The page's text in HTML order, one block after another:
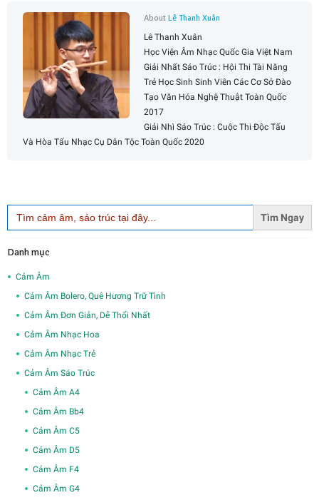
AboutLê Thanh Xuân
Lê Thanh Xuân
Học Viện Âm Nhạc Quốc Gia Việt Nam
Giải Nhất Sáo Trúc : Hội Thi Tài Năng
Trẻ Học Sinh Sinh Viên Các Cơ Sở Đào
Tạo Văn Hóa Nghệ Thuật Toàn Quốc
2017
Giải Nhì Sáo Trúc : Cuộc Thi Độc Tấu
Và Hòa Tấu Nhạc Cụ Dân Tộc Toàn Quốc 2020
Search
for:
Danh mục
Cảm Âm
Cảm Âm Bolero, Quê Hương Trữ Tình
Cảm Âm Đơn Giản, Dễ Thổi Nhất
Cảm Âm Nhạc Hoa
Cảm Âm Nhạc Trẻ
Cảm Âm Sáo Trúc
Cảm Âm A4
Cảm Âm Bb4
Cảm Âm C5
Cảm Âm D5
Cảm Âm F4
Cảm Âm G4